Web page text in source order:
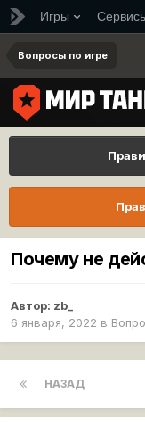
Игры
Вопросы по игре
Почему не
Автор: zb_
6 января, 2022 в
НАЗАД